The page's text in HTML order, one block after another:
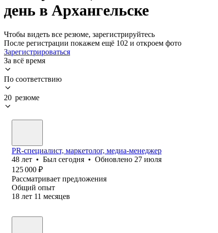
день в Архангельске
Чтобы видеть все резюме, зарегистрируйтесь
После регистрации покажем ещё 102 и откроем фото
Зарегистрироваться
За всё время
По соответствию
20 резюме
PR-специалист, маркетолог, медиа-менеджер
48 лет • Был сегодня • Обновлено 27 июля
125 000 ₽
Рассматривает предложения
Общий опыт
18 лет 11 месяцев